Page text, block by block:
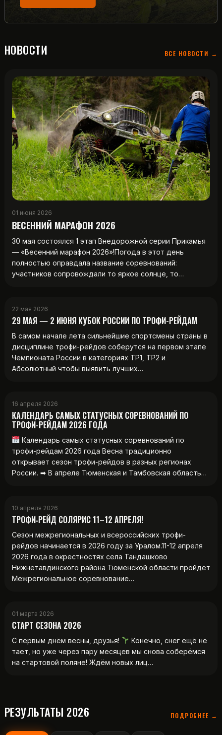
НОВОСТИ ВСЕ НОВОСТИ →
01 июня 2026
ВЕСЕННИЙ МАРАФОН 2026
30 мая состоялся 1 этап Внедорожной серии Прикамья
— «Весенний марафон 2026»!Погода в этот день
полностью оправдала название соревнований:
участников сопровождали то яркое солнце, то…
22 мая 2026
29 МАЯ — 2 ИЮНЯ КУБОК РОССИИ ПО ТРОФИ-РЕЙДАМ
В самом начале лета сильнейшие спортсмены страны в
дисциплине трофи-рейдов соберутся на первом этапе
Чемпионата России в категориях ТР1, ТР2 и
Абсолютный чтобы выявить лучших…
16 апреля 2026
КАЛЕНДАРЬ САМЫХ СТАТУСНЫХ СОРЕВНОВАНИЙ ПО
ТРОФИ-РЕЙДАМ 2026 ГОДА
Календарь самых статусных соревнований по
трофи-рейдам 2026 года Весна традиционно
открывает сезон трофи-рейдов в разных регионах
России. ➡ В апреле Тюменская и Тамбовская область…
10 апреля 2026
ТРОФИ‑РЕЙД СОЛЯРИС 11–12 АПРЕЛЯ!
Сезон межрегиональных и всероссийских трофи-
рейдов начинается в 2026 году за Уралом.11-12 апреля
2026 года в окрестностях села Тандашково
Нижнетавдинского района Тюменской области пройдет
Межрегиональное соревнование…
01 марта 2026
СТАРТ СЕЗОНА 2026
С первым днём весны, друзья!
Конечно, снег ещё не
тает, но уже через пару месяцев мы снова соберёмся
на стартовой поляне! Ждём новых лиц…
РЕЗУЛЬТАТЫ 2026 ПОДРОБНЕЕ →